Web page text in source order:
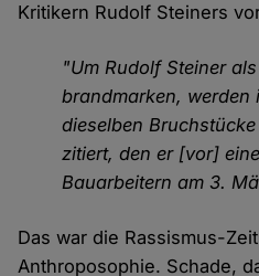
Kritikern Rudolf Steiners
"Um Rudolf Steiner
brandmarken, werden
dieselben
zitiert, den er [vor]
Bauarbeitern am 3.
Das war die Rassismus-
Anthroposophie. Schade,